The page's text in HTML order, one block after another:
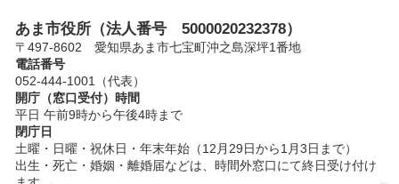
あま市役所（法人番号 5000020232378）
〒497-8602 愛知県あま市七宝町沖之島深坪1番地
電話番号
052-444-1001（代表）
開庁（窓口受付）時間
平日 午前9時から午後4時まで
閉庁日
土曜・日曜・祝休日・年末年始（12月29日から1月3日まで）
出生・死亡・婚姻・離婚届などは、時間外窓口にて終日受け付け